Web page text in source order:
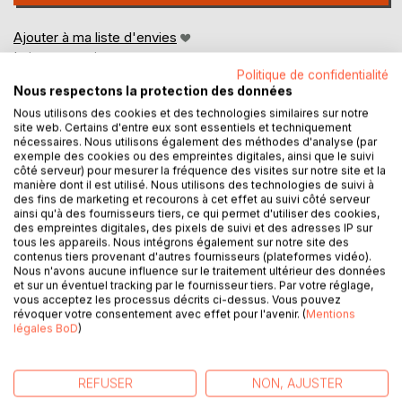
Ajouter à ma liste d'envies
Laisser un avis
DESCRIPTION
Venez découvrir Le Horla de Maupassant grâce à une
analyse littéraire de référence ! Confiée à un spécialiste,
cette fiche de lecture a été conçue avec clarté et
professionnalisme. Cet ouvrage contient la biographie de
l'écrivain, le résumé détaillé, le mouvement littéraire, le
contexte de publication de l'œuvre et l'analyse complète.
Politique de confidentialité
Nous respectons la protection des données
Nous utilisons des cookies et des technologies similaires sur notre
site web. Certains d'entre eux sont essentiels et techniquement
nécessaires. Nous utilisons également des méthodes d'analyse (par
exemple des cookies ou des empreintes digitales, ainsi que le suivi
côté serveur) pour mesurer la fréquence des visites sur notre site et la
manière dont il est utilisé. Nous utilisons des technologies de suivi à
des fins de marketing et recourons à cet effet au suivi côté serveur
ainsi qu'à des fournisseurs tiers, ce qui permet d'utiliser des cookies,
des empreintes digitales, des pixels de suivi et des adresses IP sur
tous les appareils. Nous intégrons également sur notre site des
contenus tiers provenant d'autres fournisseurs (plateformes vidéo).
Nous n'avons aucune influence sur le traitement ultérieur des données
et sur un éventuel tracking par le fournisseur tiers. Par votre réglage,
vous acceptez les processus décrits ci-dessus. Vous pouvez
révoquer votre consentement avec effet pour l'avenir. (Mentions
légales BoD)
REFUSER NON, AJUSTER